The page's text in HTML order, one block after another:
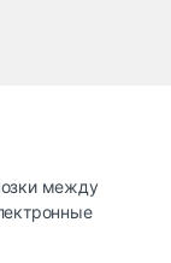
между